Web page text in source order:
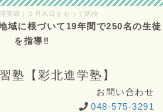
実績｜５月末日をもって閉校
域に根づいて19年間で250名の生徒
を指導‼
塾【彩北進学塾】
お問い合わせ
048-575-3291